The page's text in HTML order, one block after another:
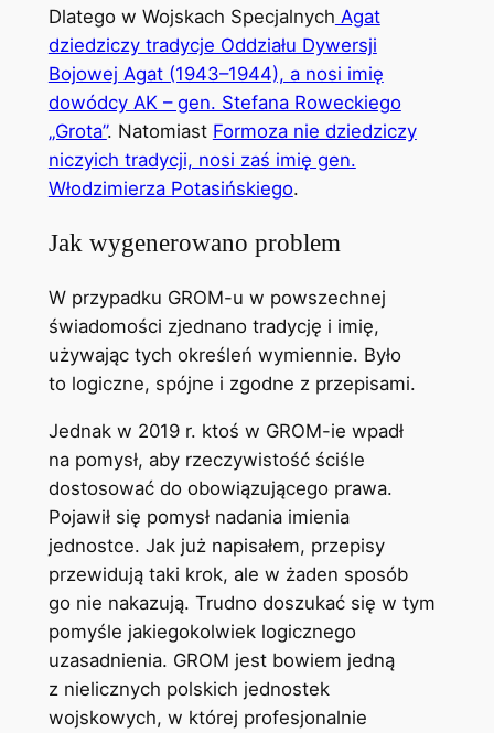
Dlatego w Wojskach Specjalnych Agat
dziedziczy tradycje Oddziału Dywersji
Bojowej Agat (1943–1944), a nosi imię
dowódcy AK – gen. Stefana Roweckiego
„Grota”. Natomiast Formoza nie dziedziczy
niczyich tradycji, nosi zaś imię gen.
Włodzimierza Potasińskiego.
Jak wygenerowano problem
W przypadku GROM-u w powszechnej
świadomości zjednano tradycję i imię,
używając tych określeń wymiennie. Było
to logiczne, spójne i zgodne z przepisami.
Jednak w 2019 r. ktoś w GROM-ie wpadł
na pomysł, aby rzeczywistość ściśle
dostosować do obowiązującego prawa.
Pojawił się pomysł nadania imienia
jednostce. Jak już napisałem, przepisy
przewidują taki krok, ale w żaden sposób
go nie nakazują. Trudno doszukać się w tym
pomyśle jakiegokolwiek logicznego
uzasadnienia. GROM jest bowiem jedną
z nielicznych polskich jednostek
wojskowych, w której profesjonalnie